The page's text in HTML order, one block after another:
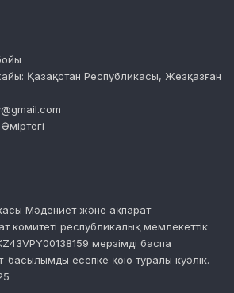
Қазақстан Республикасы, Жезқазған
Мәдениет және ақпарат
комитеті республикалық мемлекеттік
мерзімді баспа
басылымды есепке қою туралы куәлік.